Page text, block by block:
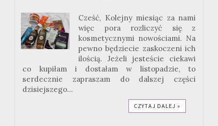
Cześć, Kolejny miesiąc za nami
więc pora rozliczyć się z
kosmetycznymi nowościami. Na
pewno będziecie zaskoczeni ich
ilością. Jeżeli jesteście ciekawi
co kupiłam i dostałam w listopadzie, to
serdecznie zapraszam do dalszej części
dzisiejszego...
CZYTAJ DALEJ »